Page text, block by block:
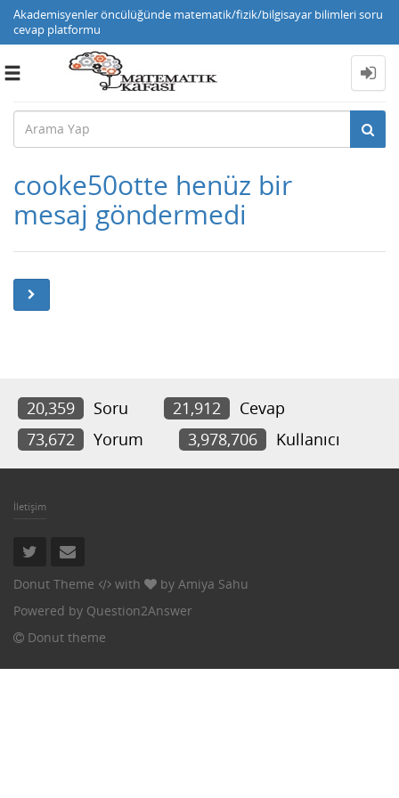
Akademisyenler öncülüğünde matematik/fizik/bilgisayar bilimleri soru
cevap platformu
Toggle
cooke50otte henüz bir
mesaj göndermedi
20,359 Soru 21,912
Cevap
73,672
Yorum 3,978,706 Kullanıcı
İletişim
Donut Theme with by Amiya Sahu
Powered by Question2Answer
Donut theme